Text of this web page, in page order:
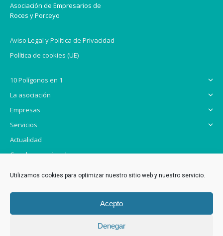
Utilizamos cookies para optimizar nuestro sitio web y nuestro servicio.
Acepto
Denegar
Asociación de Empresarios de
Roces y Porceyo
Aviso Legal y Política de Privacidad
Política de cookies (UE)
10 Polígonos en 1
La asociación
Empresas
Servicios
Actualidad
Canal promocional
CENTRO SERVICIOS ROCES-PORCEYO Planta primera, oficina 5. Calle
Antonio Gaudí y Cornet, 165 POLÍGONO ROCES 4 - 33211 Gijón CIF:
G-33910191
985 30 71 53 – 637 76 41 45 gerencia@gespor.com